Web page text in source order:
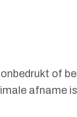
of
afname